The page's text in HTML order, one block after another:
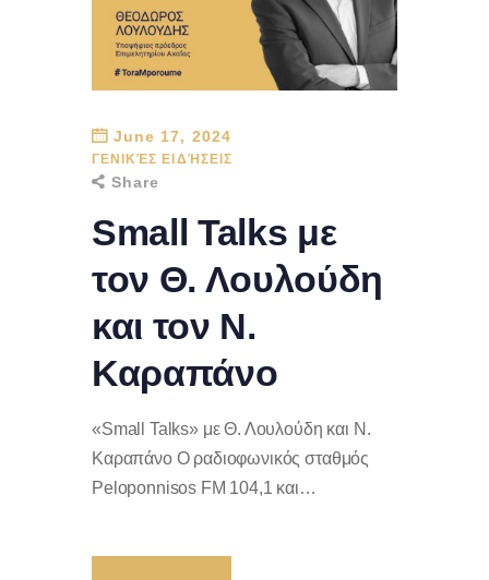
June 17, 2024
ΓΕΝΙΚΈΣ ΕΙΔΉΣΕΙΣ
Share
Small Talks με
τον Θ. Λουλούδη
και τον Ν.
Καραπάνο
«Small Talks» με Θ. Λουλούδη και Ν.
Καραπάνο Ο ραδιοφωνικός σταθμός
Peloponnisos FM 104,1 και…